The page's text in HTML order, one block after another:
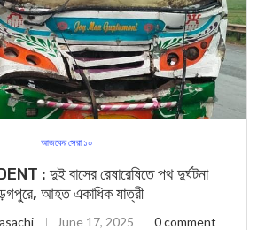
আজকের সেরা ১০
: দুই বাসের রেষারেষিতে পথ দুর্ঘটনা
আহত একাধিক যাত্রী
June 17, 2025 0 comment